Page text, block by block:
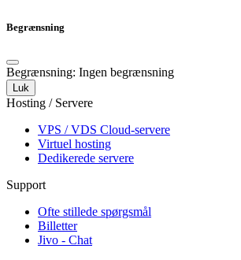
Begrænsning
Begrænsning: Ingen begrænsning
Luk
Hosting / Servere
VPS / VDS Cloud-servere
Virtuel hosting
Dedikerede servere
Support
Ofte stillede spørgsmål
Billetter
Jivo - Chat